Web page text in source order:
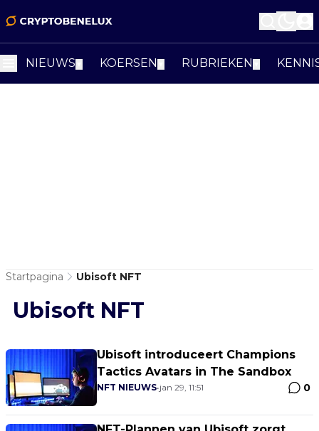
NIEUWS KOERSEN RUBRIEKEN
Startpagina Ubisoft NFT
Ubisoft NFT
Ubisoft introduceert Champions
Tactics Avatars in The Sandbox
NFT NIEUWS•jan 29, 11:51 0